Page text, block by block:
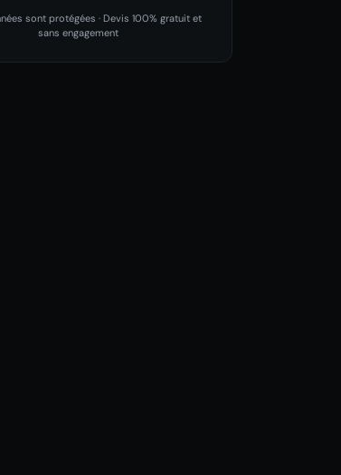
sont protégées · Devis 100% gratuit et
sans engagement